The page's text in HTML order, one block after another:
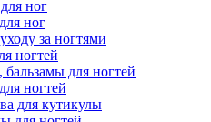
ног
ног
за ногтями
ногтей
для ногтей
ногтей
для кутикулы